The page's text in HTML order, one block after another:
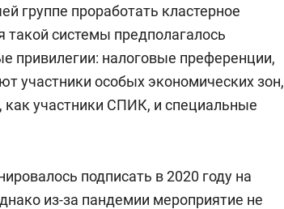
группе проработать кластерное
такой системы предполагалось
привилегии: налоговые преференции,
участники особых экономических зон,
участники СПИК, и специальные
подписать в 2020 году на
из-за пандемии мероприятие не